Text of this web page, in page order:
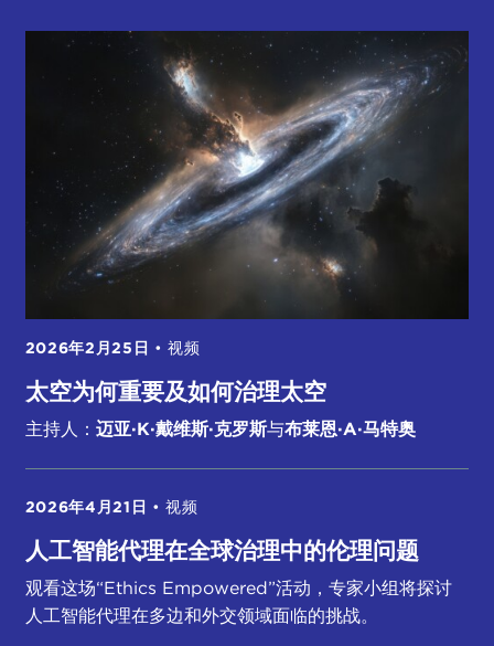
2026年2月25日 • 视频
太空为何重要及如何治理太空
主持人： 迈亚·K·戴维斯·克罗斯与布莱恩·A·马特奥
2026年4月21日 • 视频
人工智能代理在全球治理中的伦理问题
观看这场“Ethics Empowered”活动，专家小组将探讨
人工智能代理在多边和外交领域面临的挑战。